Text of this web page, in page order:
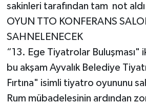
sakinleri tarafından tam not
OYUN TTO KONFERANS
SAHNELENECEK
“13. Ege Tiyatrolar Buluşması"
bu akşam Ayvalık Belediye
Fırtına" isimli tiyatro oyununu
Rum mübadelesinin ardından